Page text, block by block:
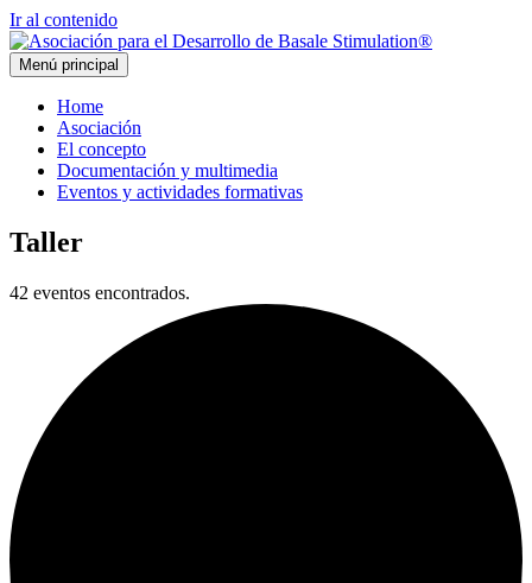
Ir al contenido
Menú principal
Home
Asociación
El concepto
Documentación y multimedia
Eventos y actividades formativas
Taller
42 eventos encontrados.